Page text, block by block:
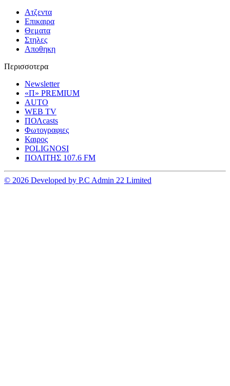
Ατζεντα
Επικαιρα
Θεματα
Στηλες
Αποθηκη
Περισσοτερα
Newsletter
«Π» PREMIUM
AUTO
WEB TV
ΠΟΛcasts
Φωτογραφιες
Καιρος
POLIGNOSI
ΠΟΛΙΤΗΣ 107.6 FM
© 2026 Developed by P.C Admin 22 Limited